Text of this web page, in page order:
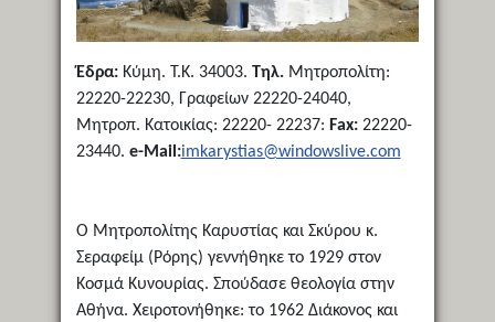
Έδρα:Κύμη. Τ.Κ. 34003. Τηλ.Μητροπολίτη:
22220-22230, Γραφείων 22220-24040,
Μητροπ. Κατοικίας: 22220- 22237: Fax:22220-
23440. e-Mail:imkarystias@windowslive.com
Ο Μητροπολίτης Καρυστίας και Σκύρου κ.
Σεραφείμ (Ρόρης) γεννήθηκε το 1929 στον
Κοσμά Κυνουρίας. Σπούδασε θεολογία στην
Αθήνα. Χειροτονήθηκε: το 1962 Διάκονος και